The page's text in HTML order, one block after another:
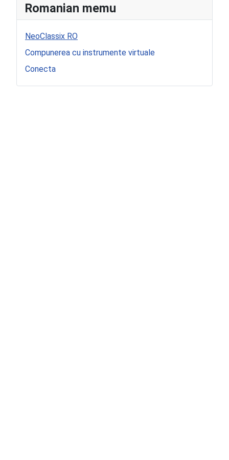
Romanian memu
NeoClassix RO
Compunerea cu instrumente virtuale
Conecta